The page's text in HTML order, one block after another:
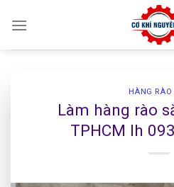
HÀNG RÀO
Làm hàng rào
TPHCM lh